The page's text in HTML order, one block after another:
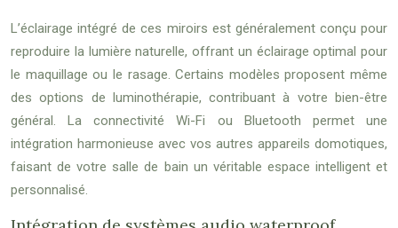
L’éclairage intégré de ces miroirs est généralement conçu pour
reproduire la lumière naturelle, offrant un éclairage optimal pour
le maquillage ou le rasage. Certains modèles proposent même
des options de luminothérapie, contribuant à votre bien-être
général. La connectivité Wi-Fi ou Bluetooth permet une
intégration harmonieuse avec vos autres appareils domotiques,
faisant de votre salle de bain un véritable espace intelligent et
personnalisé.